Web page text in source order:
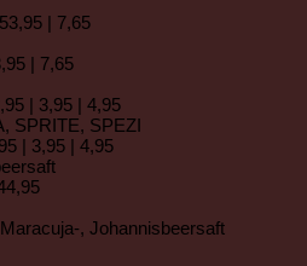
3,95 | 7,65
| 7,65
| 3,95 | 4,95
SPRITE, SPEZI
| 3,95 | 4,95
4,95
, Johannisbeersaft